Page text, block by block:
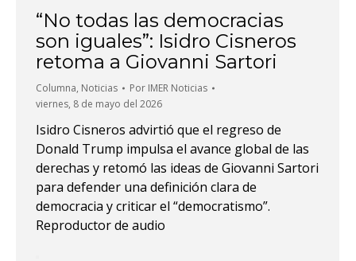
“No todas las democracias
son iguales”: Isidro Cisneros
retoma a Giovanni Sartori
Columna, Noticias Por IMER Noticias
viernes, 8 de mayo del 2026
Isidro Cisneros advirtió que el regreso de
Donald Trump impulsa el avance global de las
derechas y retomó las ideas de Giovanni Sartori
para defender una definición clara de
democracia y criticar el “democratismo”.
Reproductor de audio